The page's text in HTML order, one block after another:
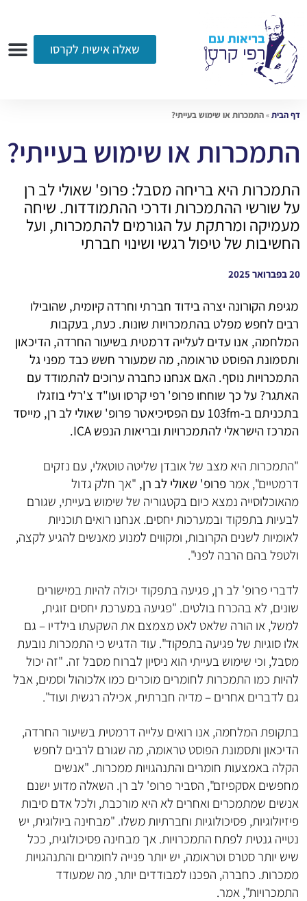
שאלה אישית לקרסו
דף הבית»התמכרות או שימוש בעייתי?
התמכרות או שימוש בעייתי?
התמכרות היא בריחה מסבל: פרופ' שאולי לב רן
על שורשי ההתמכרות ודרכי ההתמודדות. שיחה
מעמיקה ומרתקת על הגורמים להתמכרות, ועל
החשיבות של טיפול רגשי ושינוי חברתי
20 בפברואר 2025
מגיפת הקורונה יצרה בידוד חברתי וחרדה קיומית, שהובילו
רבים לחפש מפלט בהתמכרויות שונות. כעת, בעקבות
המלחמה, אנו עדים לעלייה דרמטית בשיעור החרדה, הדיכאון
ותסמונת הפוסט טראומה, מה שמעורר חשש כבד מפני גל
התמכרויות נוסף. האם אנחנו כחברה ערוכים להתמודד עם
האתגר? על כך שוחחו פרופ' רפי קרסו ועו"ד צ'רלי בוזגלו
בתכניתם ב-103fm עם הפסיכיאטר פרופ' שאולי לב רן, מייסד
המרכז הישראלי להתמכרויות ובריאות הנפש ICA.
"התמכרות היא מצב של אובדן שליטה טוטאלי, עם נזקים
דרמטיים", אמר פרופ' שאולי לב רן, "אך חלק גדול
מהאוכלוסייה נמצא כיום בקטגוריה של שימוש בעייתי, שגורם
לבעיות בתפקוד ובמערכות יחסים. אנחנו רואים תוכניות
לאומיות לשנים הקרובות, ומקווים למנוע מאנשים להגיע לקצה,
ולטפל בהם הרבה לפני".
לדברי פרופ' לב רן, פגיעה בתפקוד יכולה להיות במישורים
שונים, לא בהכרח בולטים. "פגיעה במערכת יחסים זוגית,
למשל, או הורה שלאט לאט מצמצם את השקעתו בילדיו – גם
אלו סוגיות של פגיעה בתפקוד". עוד הדגיש כי התמכרות נובעת
מסבל, וכי שימוש בעייתי הוא ניסיון לברוח מסבל זה. "זה יכול
להיות כמו התמכרות לחומרים מוכרים כמו אלכוהול וסמים, אבל
גם לדברים אחרים – מדיה חברתית, אכילה רגשית ועוד".
בתקופת המלחמה, אנו רואים עלייה דרמטית בשיעור החרדה,
הדיכאון ותסמונת הפוסט טראומה, מה שגורם לרבים לחפש
הקלה באמצעות חומרים והתנהגויות ממכרות. "אנשים
מחפשים אסקפיזם", הסביר פרופ' לב רן. השאלה מדוע ישנם
אנשים שמתמכרים ואחרים לא היא מורכבת, ולכל אדם סיבות
פיזיולוגיות, פסיכולוגיות וחברתיות משלו. "מבחינה ביולוגית, יש
נטייה גנטית לפתח התמכרויות. אך מבחינה פסיכולוגית, ככל
שיש יותר סטרס וטראומה, יש יותר פנייה לחומרים והתנהגויות
ממכרות. כחברה, הפכנו למבודדים יותר, מה שמעודד
התמכרויות", אמר.